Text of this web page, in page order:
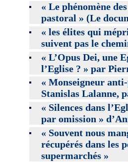
« Le phénomène
pastoral » (Le
« les élites qui
suivent pas le
« L’Opus Dei, une
l’Eglise ? » par
« Monseigneur
Stanislas Lalanne,
« Silences dans
par omission »
« Souvent nous
récupérés dans les
supermarchés »